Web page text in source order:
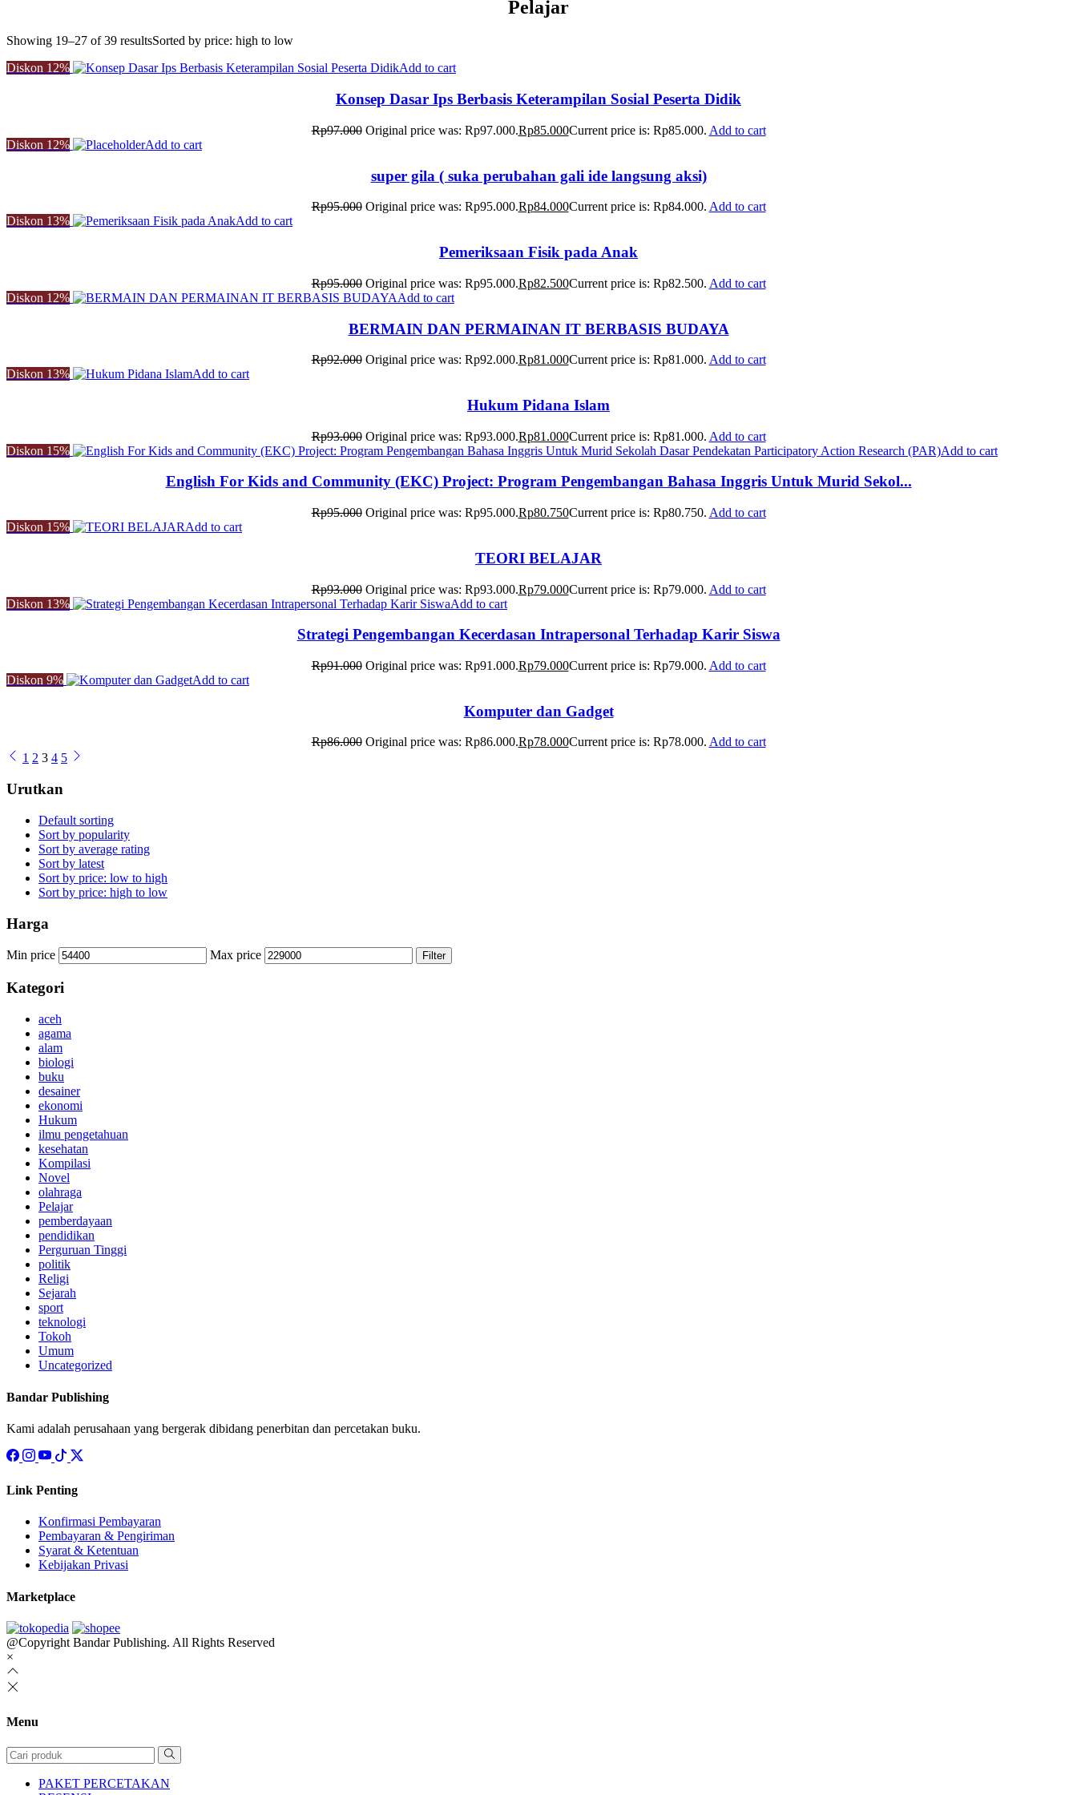
Pelajar
Showing 19–27 of 39 resultsSorted by price: high to low
Diskon 12% Add to cart
Konsep Dasar Ips Berbasis Keterampilan Sosial Peserta Didik
Rp97.000 Original price was: Rp97.000.Rp85.000Current price is: Rp85.000. Add to cart
Diskon 12% Add to cart
super gila ( suka perubahan gali ide langsung aksi)
Rp95.000 Original price was: Rp95.000.Rp84.000Current price is: Rp84.000. Add to cart
Diskon 13% Add to cart
Pemeriksaan Fisik pada Anak
Rp95.000 Original price was: Rp95.000.Rp82.500Current price is: Rp82.500. Add to cart
Diskon 12% Add to cart
BERMAIN DAN PERMAINAN IT BERBASIS BUDAYA
Rp92.000 Original price was: Rp92.000.Rp81.000Current price is: Rp81.000. Add to cart
Diskon 13% Add to cart
Hukum Pidana Islam
Rp93.000 Original price was: Rp93.000.Rp81.000Current price is: Rp81.000. Add to cart
Diskon 15% Add to cart
English For Kids and Community (EKC) Project: Program Pengembangan Bahasa Inggris Untuk Murid Sekol...
Rp95.000 Original price was: Rp95.000.Rp80.750Current price is: Rp80.750. Add to cart
Diskon 15% Add to cart
TEORI BELAJAR
Rp93.000 Original price was: Rp93.000.Rp79.000Current price is: Rp79.000. Add to cart
Diskon 13% Add to cart
Strategi Pengembangan Kecerdasan Intrapersonal Terhadap Karir Siswa
Rp91.000 Original price was: Rp91.000.Rp79.000Current price is: Rp79.000. Add to cart
Diskon 9% Add to cart
Komputer dan Gadget
Rp86.000 Original price was: Rp86.000.Rp78.000Current price is: Rp78.000. Add to cart
1 2 3 4 5
Urutkan
Default sorting
Sort by popularity
Sort by average rating
Sort by latest
Sort by price: low to high
Sort by price: high to low
Harga
Min price Max price Filter
Kategori
aceh
agama
alam
biologi
buku
desainer
ekonomi
Hukum
ilmu pengetahuan
kesehatan
Kompilasi
Novel
olahraga
Pelajar
pemberdayaan
pendidikan
Perguruan Tinggi
politik
Religi
Sejarah
sport
teknologi
Tokoh
Umum
Uncategorized
Bandar Publishing
Kami adalah perusahaan yang bergerak dibidang penerbitan dan percetakan buku.
Link Penting
Konfirmasi Pembayaran
Pembayaran & Pengiriman
Syarat & Ketentuan
Kebijakan Privasi
Marketplace
@Copyright Bandar Publishing. All Rights Reserved
×
Menu
PAKET PERCETAKAN